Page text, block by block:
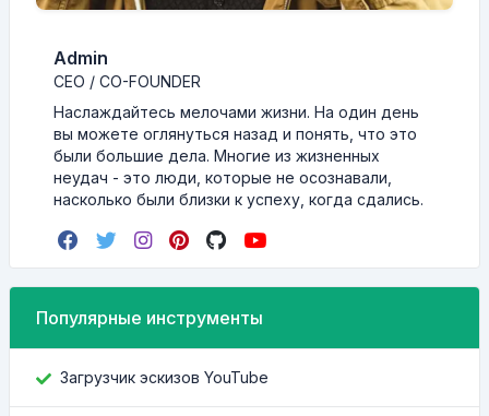
Admin
CEO / CO-FOUNDER
Наслаждайтесь мелочами жизни. На один день
вы можете оглянуться назад и понять, что это
были большие дела. Многие из жизненных
неудач - это люди, которые не осознавали,
насколько были близки к успеху, когда сдались.
Популярные инструменты
Загрузчик эскизов YouTube